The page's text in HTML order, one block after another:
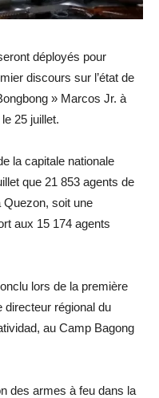
déployés pour
discours sur l’état de
» Marcos Jr. à
25 juillet.
la capitale nationale
que 21 853 agents de
Quezon, soit une
aux 15 174 agents
lors de la première
directeur régional du
au Camp Bagong
des armes à feu dans la